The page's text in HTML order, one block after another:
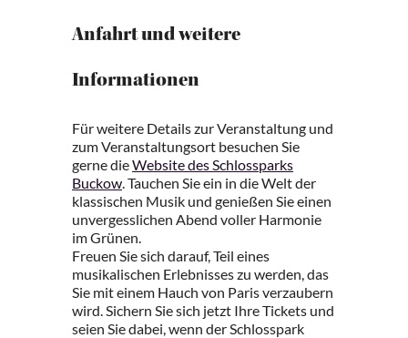
Anfahrt und weitere
Informationen
Für weitere Details zur Veranstaltung und
zum Veranstaltungsort besuchen Sie
gerne dieWebsite des Schlossparks
Buckow. Tauchen Sie ein in die Welt der
klassischen Musik und genießen Sie einen
unvergesslichen Abend voller Harmonie
im Grünen.
Freuen Sie sich darauf, Teil eines
musikalischen Erlebnisses zu werden, das
Sie mit einem Hauch von Paris verzaubern
wird. Sichern Sie sich jetzt Ihre Tickets und
seien Sie dabei, wenn der Schlosspark